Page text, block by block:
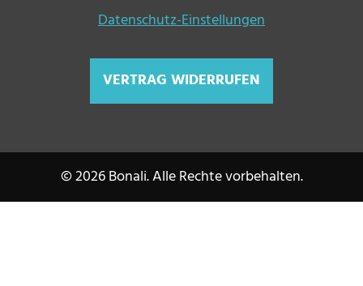
Datenschutz-Einstellungen
VERTRAG WIDERRUFEN
© 2026 Bonali. Alle Rechte vorbehalten.